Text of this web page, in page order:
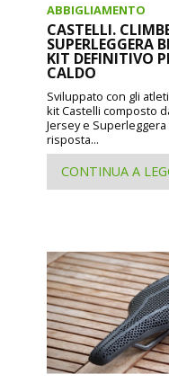
ABBIGLIAMENTO
CASTELLI.
SUPERLEGGERA
KIT DEFINITIVO
CALDO
Sviluppato con gli
kit Castelli composto
Jersey e
risposta...
CONTINUA A